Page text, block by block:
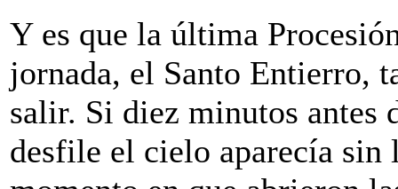
Y es que la última
jornada, el Santo Entierro,
salir. Si diez minutos antes
desfile el cielo aparecía sin